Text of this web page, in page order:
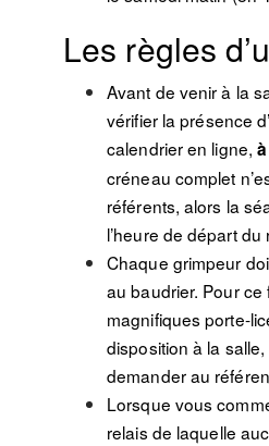
Les règles
Avant de venir à la
vérifier la présence
calendrier en ligne,
créneau complet
référents, alors la
l’heure de départ du
Chaque grimpeur
au baudrier. Pour ce
magnifiques porte-
disposition à la salle,
demander au
Lorsque vous
relais de laquelle